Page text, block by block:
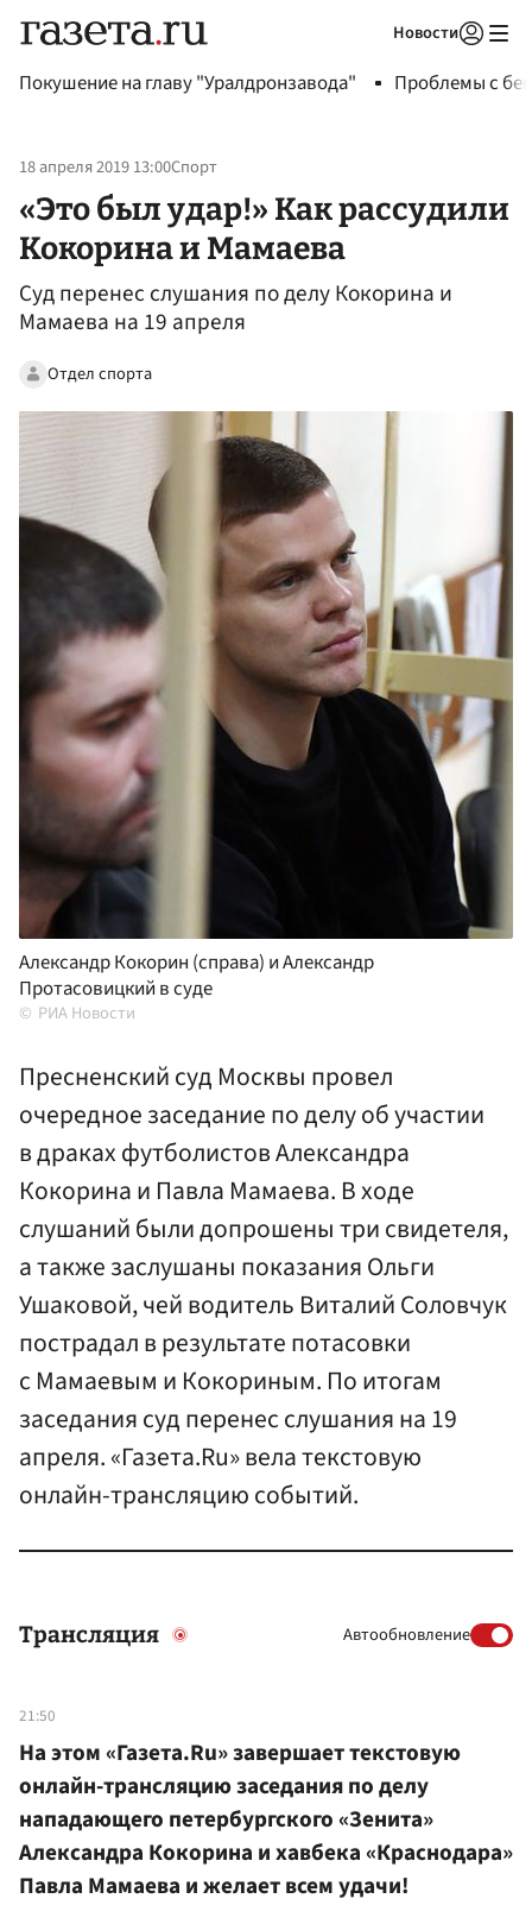
Новости
Покушение на главу "Уралдронзавода" Проблемы с
18 апреля 2019 13:00Спорт
«Это был удар!» Как рассудили
Кокорина и Мамаева
Суд перенес слушания по делу Кокорина и
Мамаева на 19 апреля
Отдел спорта
Александр Кокорин (справа) и Александр
Протасовицкий в суде
РИА Новости
Пресненский суд Москвы провел
очередное заседание по делу об участии
в драках футболистов Александра
Кокорина и Павла Мамаева. В ходе
слушаний были допрошены три свидетеля,
а также заслушаны показания Ольги
Ушаковой, чей водитель Виталий Соловчук
пострадал в результате потасовки
с Мамаевым и Кокориным. По итогам
заседания суд перенес слушания на 19
апреля. «Газета.Ru» вела текстовую
онлайн-трансляцию событий.
Трансляция Автообновление
21:50
На этом «Газета.Ru» завершает текстовую
онлайн-трансляцию заседания по делу
нападающего петербургского «Зенита»
Александра Кокорина и хавбека «Краснодара»
Павла Мамаева и желает всем удачи!